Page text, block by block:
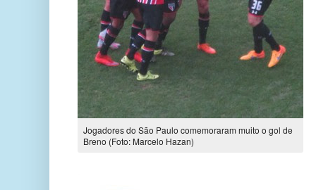
Jogadores do São Paulo comemoraram muito o gol de
Breno (Foto: Marcelo Hazan)